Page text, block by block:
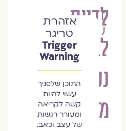
לדעת
לבחור
נכון:
מודל
דינה
שלו
אזהרת
טריגר
Trigger
Warning
התוכן שלפניך
עשוי להיות
קשה לקריאה
ומעורר רגשות
של עצב וכאב.